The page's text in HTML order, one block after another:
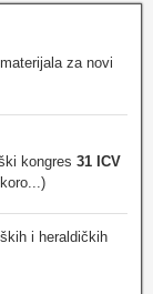
za novi
kongres 31 ICV
i heraldičkih